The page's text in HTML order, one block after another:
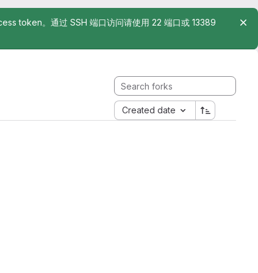
token。通过 SSH 端口访问请使用 22 端口或 13389
Created date